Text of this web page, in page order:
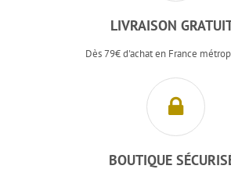
LIVRAISON
Dès 79€ d'achat en France
BOUTIQUE